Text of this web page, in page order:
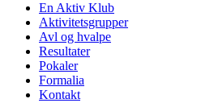
En Aktiv Klub
Aktivitetsgrupper
Avl og hvalpe
Resultater
Pokaler
Formalia
Kontakt